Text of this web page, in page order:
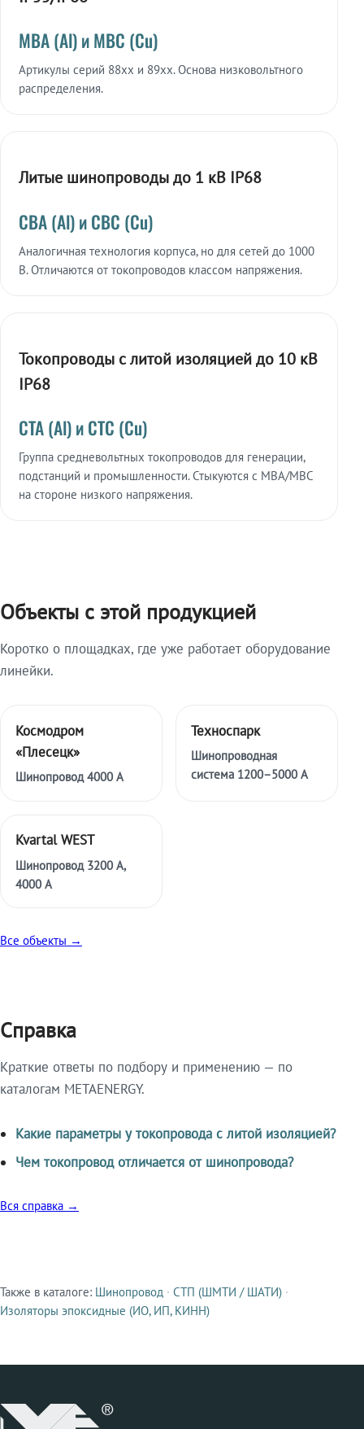
МВА (Al) и МВС (Cu)
Артикулы серий 88xx и 89xx. Основа низковольтного
распределения.
Литые шинопроводы до 1 кВ IP68
СВА (Al) и СВС (Cu)
Аналогичная технология корпуса, но для сетей до 1000
В. Отличаются от токопроводов классом напряжения.
Токопроводы с литой изоляцией до 10 кВ
IP68
СТА (Al) и СТС (Cu)
Группа средневольтных токопроводов для генерации,
подстанций и промышленности. Стыкуются с МВА/МВС
на стороне низкого напряжения.
Объекты с этой продукцией
Коротко о площадках, где уже работает оборудование
линейки.
Космодром
«Плесецк»
Шинопровод 4000 А
Техноспарк
Шинопроводная
система 1200–5000 А
Kvartal WEST
Шинопровод 3200 А,
4000 А
Все объекты →
Справка
Краткие ответы по подбору и применению — по
каталогам METAENERGY.
Какие параметры у токопровода с литой изоляцией?
Чем токопровод отличается от шинопровода?
Вся справка →
Смежные продукты
Также в каталоге: Шинопровод · СТП (ШМТИ / ШАТИ) ·
Изоляторы эпоксидные (ИО, ИП, КИНН)